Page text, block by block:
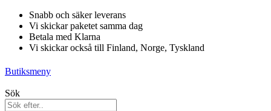
Hoppa
innehåll
Snabb och säker leverans
Vi skickar paketet samma dag
Betala med Klarna
Vi skickar också till Finland, Norge, Tyskland
Butiksmeny
Sök